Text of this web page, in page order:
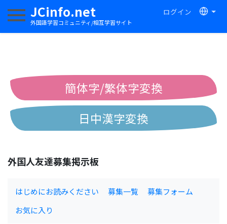
JCinfo.net
外国語学習コミュニティ/相互学習サイト
ログイン
ナビゲーションを切り替える
簡体字/繁体字変換
日中漢字変換
外国人友達募集掲示板
はじめにお読みください 募集一覧
募集フォーム
お気に入り